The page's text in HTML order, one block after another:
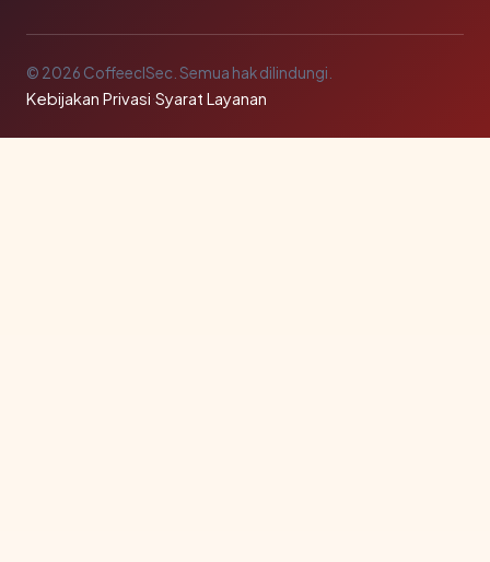
© 2026 CoffeeclSec. Semua hak dilindungi.
Kebijakan Privasi·Syarat Layanan